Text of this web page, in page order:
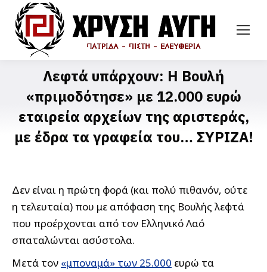
Λεφτά υπάρχουν: Η Βουλή
«πριμοδότησε» με 12.000 ευρώ
εταιρεία αρχείων της αριστεράς,
με έδρα τα γραφεία του… ΣΥΡΙΖΑ!
Δεν είναι η πρώτη φορά (και πολύ πιθανόν, ούτε
η τελευταία) που με απόφαση της Βουλής λεφτά
που προέρχονται από τον Ελληνικό Λαό
σπαταλώνται ασύστολα.
Μετά τον «μποναμά» των 25.000 ευρώ τα